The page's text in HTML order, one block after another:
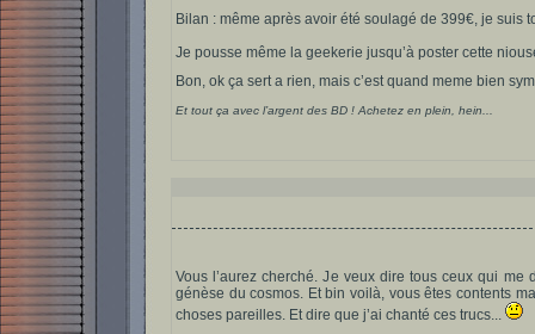
Bilan : même après avoir été soulagé de 399€, je suis
Je pousse même la geekerie jusqu’à poster cette
Bon, ok ça sert a rien, mais c’est quand meme bien
Et tout ça avec l’argent des BD ! Achetez en plein, hein...
Vous l’aurez cherché. Je veux dire tous ceux qui
génèse du cosmos. Et bin voilà, vous êtes contents
choses pareilles. Et dire que j’ai chanté ces trucs...